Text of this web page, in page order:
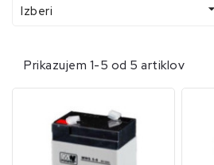
Izberi 
Prikazujem 1-5 od 5 artiklov